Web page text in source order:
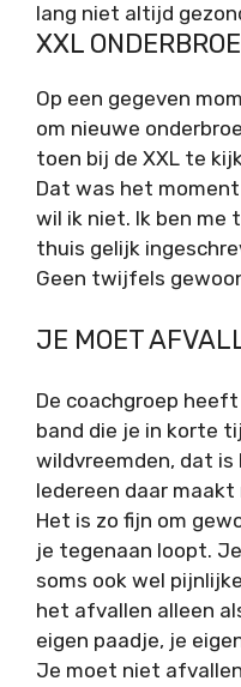
lang niet altijd
XXL
Op een gegeven
om nieuwe
toen bij de XXL te
Dat was het
wil ik niet. Ik ben me
thuis gelijk
Geen twijfels
JE MOET
De coachgroep
band die je in korte
wildvreemden, dat is
Iedereen daar
Het is zo fijn om
je tegenaan loopt.
soms ook wel
het afvallen alleen
eigen paadje, je
Je moet niet